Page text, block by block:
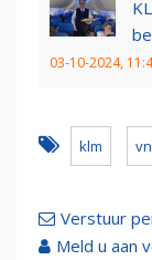
03-10-2024,
klm
Verstuur
Meld u aan